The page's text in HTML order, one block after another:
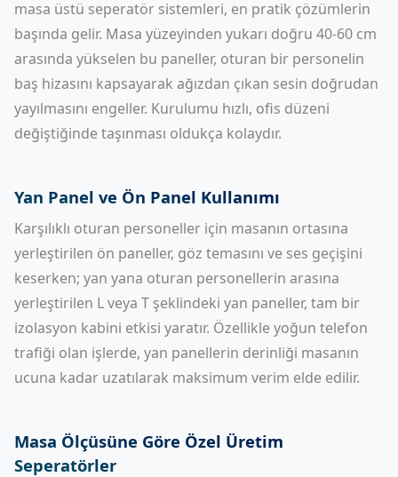
masa üstü seperatör sistemleri, en pratik çözümlerin
başında gelir. Masa yüzeyinden yukarı doğru 40-60 cm
arasında yükselen bu paneller, oturan bir personelin
baş hizasını kapsayarak ağızdan çıkan sesin doğrudan
yayılmasını engeller. Kurulumu hızlı, ofis düzeni
değiştiğinde taşınması oldukça kolaydır.
Yan Panel ve Ön Panel Kullanımı
Karşılıklı oturan personeller için masanın ortasına
yerleştirilen ön paneller, göz temasını ve ses geçişini
keserken; yan yana oturan personellerin arasına
yerleştirilen L veya T şeklindeki yan paneller, tam bir
izolasyon kabini etkisi yaratır. Özellikle yoğun telefon
trafiği olan işlerde, yan panellerin derinliği masanın
ucuna kadar uzatılarak maksimum verim elde edilir.
Masa Ölçüsüne Göre Özel Üretim
Seperatörler